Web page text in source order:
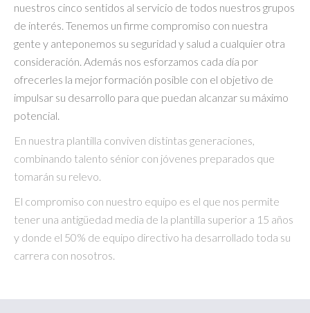
nuestros cinco sentidos al servicio de todos nuestros grupos
de interés. Tenemos un firme compromiso con nuestra
gente y anteponemos su seguridad y salud a cualquier otra
consideración. Además nos esforzamos cada día por
ofrecerles la mejor formación posible con el objetivo de
impulsar su desarrollo para que puedan alcanzar su máximo
potencial.
En nuestra plantilla conviven distintas generaciones,
combinando talento sénior con jóvenes preparados que
tomarán su relevo.
El compromiso con nuestro equipo es el que nos permite
tener una antigüedad media de la plantilla superior a 15 años
y donde el 50% de equipo directivo ha desarrollado toda su
carrera con nosotros.